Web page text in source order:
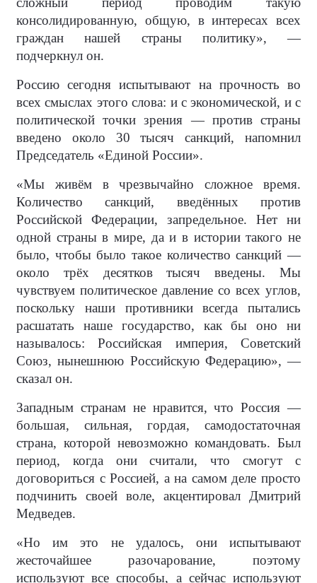
консолидированную, общую, в интересах всех
граждан нашей страны политику», —
подчеркнул он.
Россию сегодня испытывают на прочность во
всех смыслах этого слова: и с экономической, и с
политической точки зрения — против страны
введено около 30 тысяч санкций, напомнил
Председатель «Единой России».
«Мы живём в чрезвычайно сложное время.
Количество санкций, введённых против
Российской Федерации, запредельное. Нет ни
одной страны в мире, да и в истории такого не
было, чтобы было такое количество санкций —
около трёх десятков тысяч введены. Мы
чувствуем политическое давление со всех углов,
поскольку наши противники всегда пытались
расшатать наше государство, как бы оно ни
называлось: Российская империя, Советский
Союз, нынешнюю Российскую Федерацию», —
сказал он.
Западным странам не нравится, что Россия —
большая, сильная, гордая, самодостаточная
страна, которой невозможно командовать. Был
период, когда они считали, что смогут с
договориться с Россией, а на самом деле просто
подчинить своей воле, акцентировал Дмитрий
Медведев.
«Но им это не удалось, они испытывают
жесточайшее разочарование, поэтому
используют все способы, а сейчас используют